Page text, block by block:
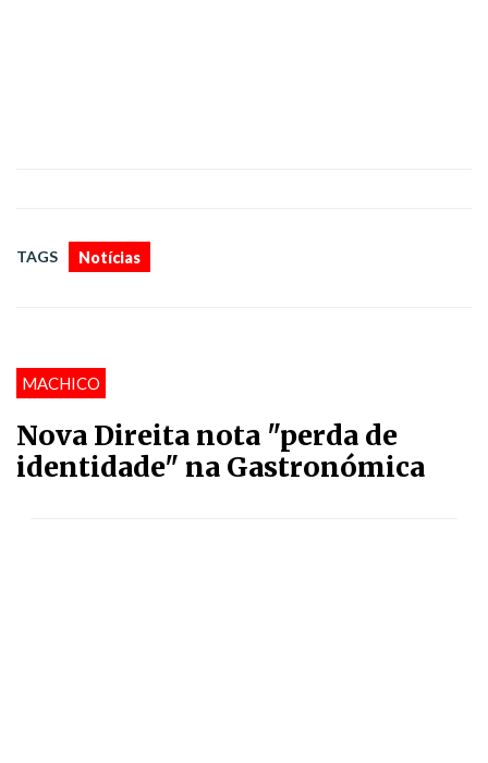
TAGS Notícias
MACHICO
Nova Direita nota "perda de
identidade" na Gastronómica